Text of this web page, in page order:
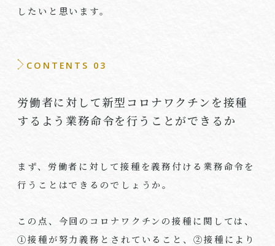
したいと思います。
CONTENTS 03
労働者に対して新型コロナワクチンを接種
するよう業務命令を行うことができるか
まず、労働者に対して接種を義務付ける業務命令を
行うことはできるのでしょうか。
この点、今回のコロナワクチンの接種に関しては、
①接種が努力義務とされていること、②接種により